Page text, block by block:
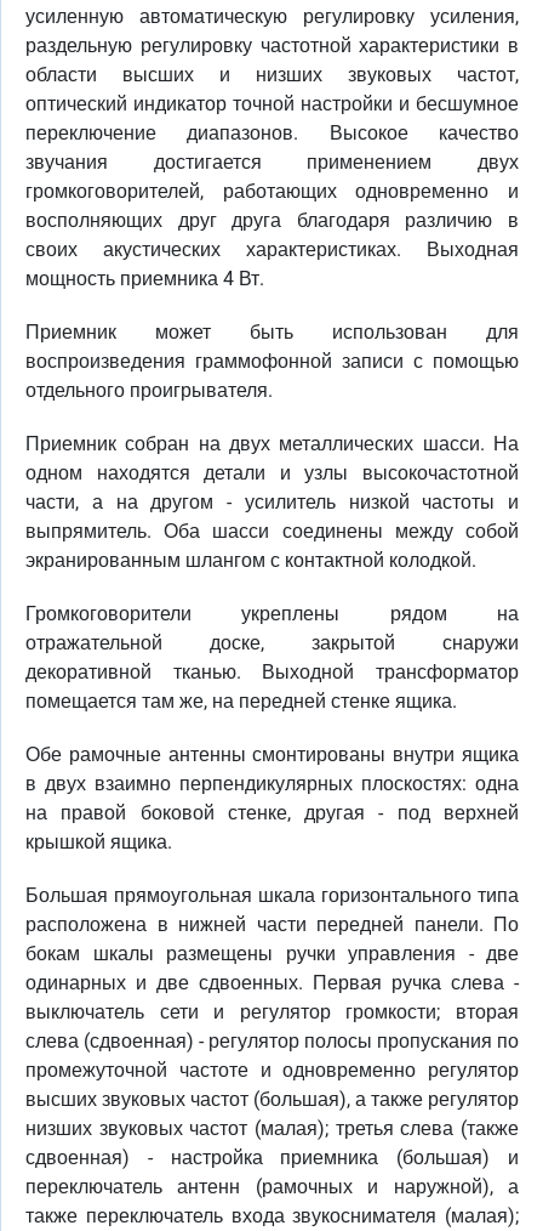
усиленную автоматическую регулировку усиления,
раздельную регулировку частотной характеристики в
области высших и низших звуковых частот,
оптический индикатор точной настройки и бесшумное
переключение диапазонов. Высокое качество
звучания достигается применением двух
громкоговорителей, работающих одновременно и
восполняющих друг друга благодаря различию в
своих акустических характеристиках. Выходная
мощность приемника 4 Вт.
Приемник может быть использован для
воспроизведения граммофонной записи с помощью
отдельного проигрывателя.
Приемник собран на двух металлических шасси. На
одном находятся детали и узлы высокочастотной
части, а на другом - усилитель низкой частоты и
выпрямитель. Оба шасси соединены между собой
экранированным шлангом с контактной колодкой.
Громкоговорители укреплены рядом на
отражательной доске, закрытой снаружи
декоративной тканью. Выходной трансформатор
помещается там же, на передней стенке ящика.
Обе рамочные антенны смонтированы внутри ящика
в двух взаимно перпендикулярных плоскостях: одна
на правой боковой стенке, другая - под верхней
крышкой ящика.
Большая прямоугольная шкала горизонтального типа
расположена в нижней части передней панели. По
бокам шкалы размещены ручки управления - две
одинарных и две сдвоенных. Первая ручка слева -
выключатель сети и регулятор громкости; вторая
слева (сдвоенная) - регулятор полосы пропускания по
промежуточной частоте и одновременно регулятор
высших звуковых частот (большая), а также регулятор
низших звуковых частот (малая); третья слева (также
сдвоенная) - настройка приемника (большая) и
переключатель антенн (рамочных и наружной), а
также переключатель входа звукоснимателя (малая);